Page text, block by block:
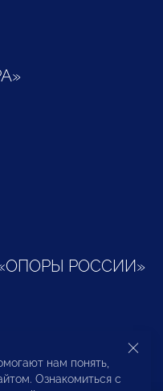
«ОПОРЫ РОССИИ»
и
нам понять,
Ознакомиться с